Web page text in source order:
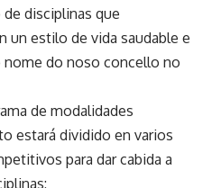
disciplinas que
un estilo de vida saudable e
nome do noso concello no
de modalidades
estará dividido en varios
para dar cabida a